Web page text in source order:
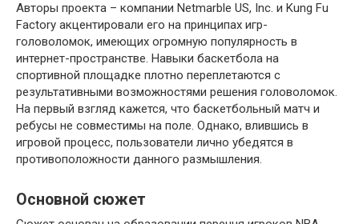
Авторы проекта – компании Netmarble US, Inc. и Kung Fu
Factory акцентировали его на принципах игр-
головоломок, имеющих огромную популярность в
интернет-пространстве. Навыки баскетбола на
спортивной площадке плотно переплетаются с
результативными возможностями решения головоломок.
На первый взгляд кажется, что баскетбольный матч и
ребусы не совместимы на поле. Однако, влившись в
игровой процесс, пользователи лично убедятся в
противоположности данного размышления.
Основной сюжет